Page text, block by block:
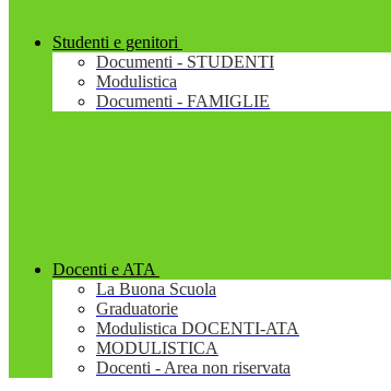
Studenti e genitori
Documenti - STUDENTI
Modulistica
Documenti - FAMIGLIE
Docenti e ATA
La Buona Scuola
Graduatorie
Modulistica DOCENTI-ATA
MODULISTICA
Docenti - Area non riservata